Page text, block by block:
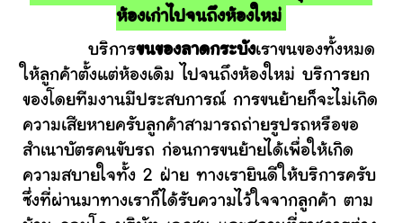
ห้องเก่าไปจนถึงห้องใหม่
บริการขนของลาดกระบังเราขนของทั้งหมด
ให้ลูกค้าตั้งแต่ห้องเดิม ไปจนถึงห้องใหม่ บริการยก
ของโดยทีมงานมีประสบการณ์ การขนย้ายก็จะไม่เกิด
ความเสียหายครับลูกค้าสามารถถ่ายรูปรถหรือขอ
สำเนาบัตรคนขับรถ ก่อนการขนย้ายได้เพื่อให้เกิด
ความสบายใจทั้ง 2 ฝ่าย ทางเรายินดีให้บริการครับ
ซึ่งที่ผ่านมาทางเราก็ได้รับความไว้ใจจากลูกค้า ตาม